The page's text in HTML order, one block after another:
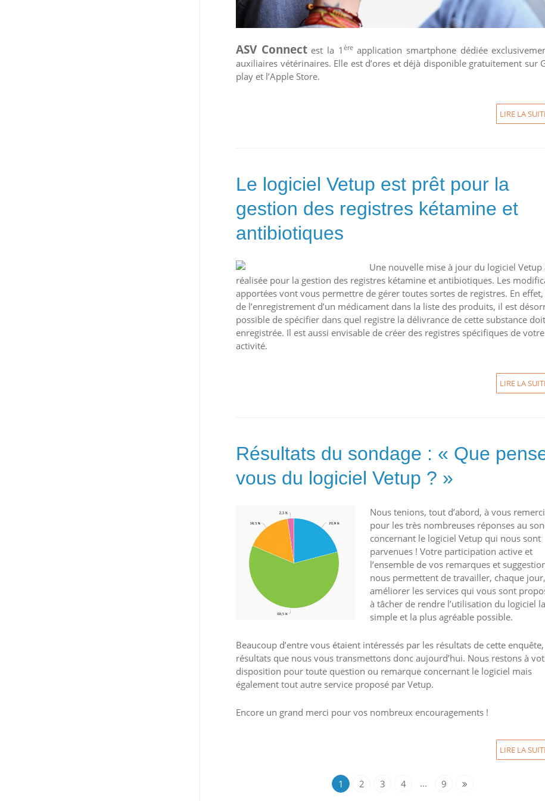
ASV Connectest la 1 èreapplication smartphone dédiée
auxiliaires vétérinaires. Elle est d’ores et déjà disponible gratuitement sur
play et l’Apple Store.
LIRE LA
Le logiciel Vetup est prêt pour la
gestion des registres kétamine et
antibiotiques
Une nouvelle mise à jour du logiciel Vetup
réalisée pour la gestion des registres kétamine et antibiotiques. Les
apportées vont vous permettre de gérer toutes sortes de registres. En
de l’enregistrement d’un médicament dans la liste des produits, il est
possible de spécifier dans quel registre la délivrance de cette substance
enregistrée. Il est aussi envisable de créer des registres spécifiques de votre
activité.
LIRE LA
Résultats du sondage : « Que
vous du logiciel Vetup ? »
Nous tenions, tout d’abord, à vous
pour les très nombreuses réponses au
concernant le logiciel Vetup qui nous sont
parvenues ! Votre participation active et
l’ensemble de vos remarques et
nous permettent de travailler, chaque
améliorer les services qui vous sont
à tâcher de rendre l’utilisation du logiciel
simple et la plus agréable possible.
Beaucoup d’entre vous étaient intéressés par les résultats de cette enquête,
résultats que nous vous transmettons donc aujourd’hui. Nous restons à
disposition pour toute question ou remarque concernant le logiciel mais
également tout autre service proposé par Vetup.
Encore un grand merci pour vos nombreux encouragements !
LIRE LA
1 2 3 4 ... 9